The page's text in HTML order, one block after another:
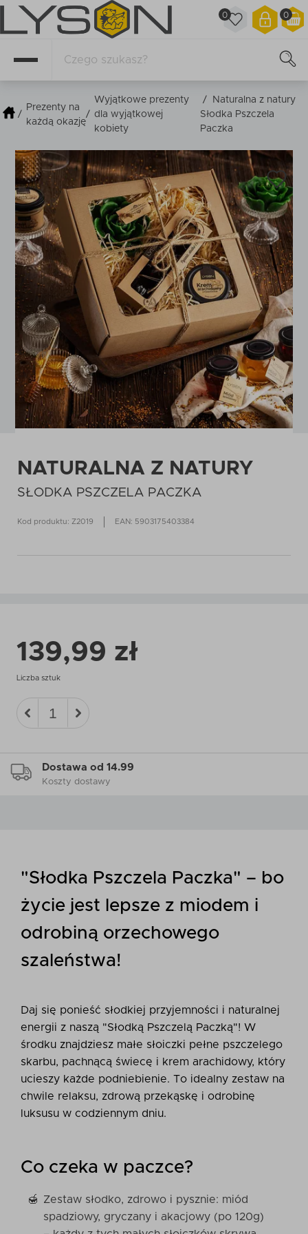
0
0
/
Prezenty na
każdą okazję
/
Wyjątkowe prezenty
dla wyjątkowej
kobiety
/
Naturalna z natury
Słodka Pszczela
Paczka
NATURALNA Z NATURY
SŁODKA PSZCZELA PACZKA
Kod produktu: Z2019 EAN: 5903175403384
139,99 zł
Liczba sztuk
Dostawa od 14.99
Koszty dostawy
"Słodka Pszczela Paczka" – bo
życie jest lepsze z miodem i
odrobiną orzechowego
szaleństwa!
Daj się ponieść słodkiej przyjemności i naturalnej
energii z naszą "Słodką Pszczelą Paczką"! W
środku znajdziesz małe słoiczki pełne pszczelego
skarbu, pachnącą świecę i krem arachidowy, który
ucieszy każde podniebienie. To idealny zestaw na
chwile relaksu, zdrową przekąskę i odrobinę
luksusu w codziennym dniu.
Co czeka w paczce?
Zestaw słodko, zdrowo i pysznie: miód
spadziowy, gryczany i akacjowy (po 120g)